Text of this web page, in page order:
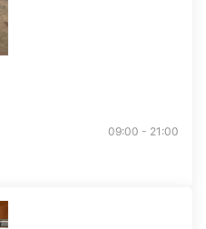
09:00 - 21:00